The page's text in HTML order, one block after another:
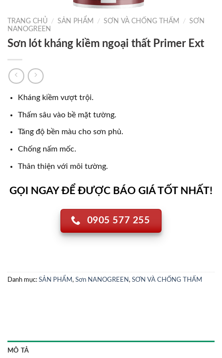
TRANG CHỦ / SẢN PHẨM / SƠN VÀ CHỐNG THẤM / SƠN
NANOGREEN
Sơn lót kháng kiềm ngoại thất Primer Ext
Kháng kiềm vượt trội.
Thấm sâu vào bề mặt tường.
Tăng độ bền màu cho sơn phủ.
Chống nấm mốc.
Thân thiện với môi tường.
GỌI NGAY ĐỂ ĐƯỢC BÁO GIÁ TỐT NHẤT!
0905 577 255
Danh mục: SẢN PHẨM, Sơn NANOGREEN, SƠN VÀ CHỐNG THẤM
MÔ TẢ